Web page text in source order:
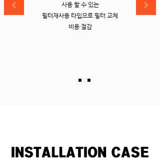
사용 할 수 있는
​필터재사용 타입으로 필터 교체
비용 절감
INSTALLATION CASE